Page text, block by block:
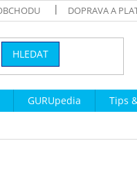
DOPRAVA A
HLEDAT
GURUpedia Tips